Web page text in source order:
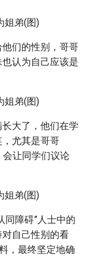
们的性别，哥哥
认为自己应该是
大了，他们在学
尤其是哥哥
让同学们议论
同障碍”人士中的
自己性别的看
，最终坚定地确